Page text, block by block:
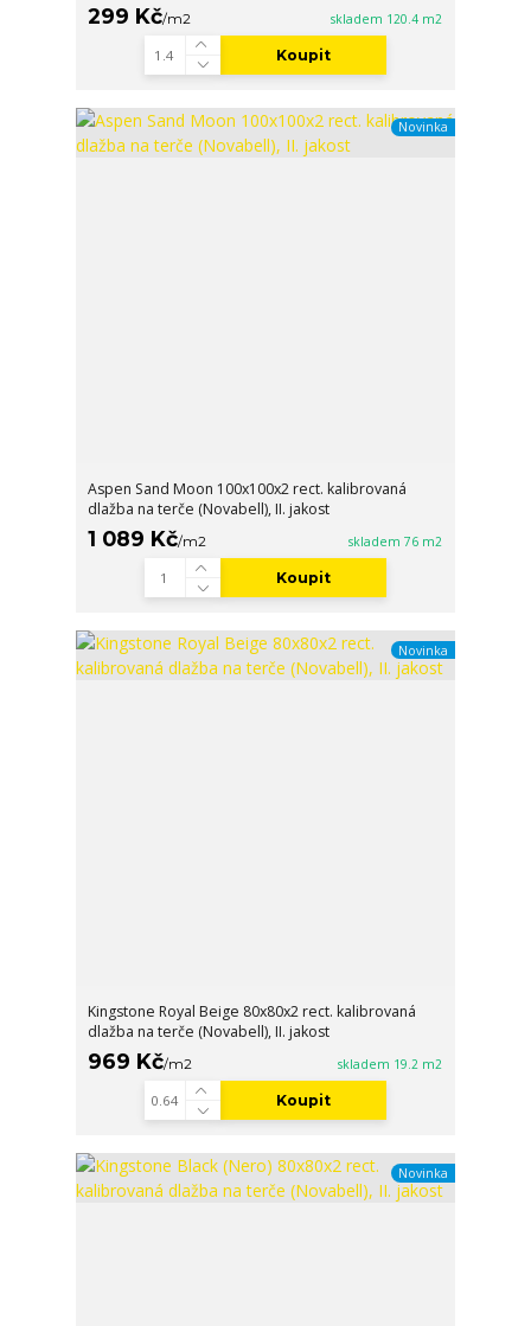
299 Kč/m2 skladem 120.4 m2
Koupit
Novinka
Aspen Sand Moon 100x100x2 rect. kalibrovaná
dlažba na terče (Novabell), II. jakost
1 089 Kč/m2 skladem 76 m2
Koupit
Novinka
Kingstone Royal Beige 80x80x2 rect. kalibrovaná
dlažba na terče (Novabell), II. jakost
969 Kč/m2 skladem 19.2 m2
Koupit
Novinka